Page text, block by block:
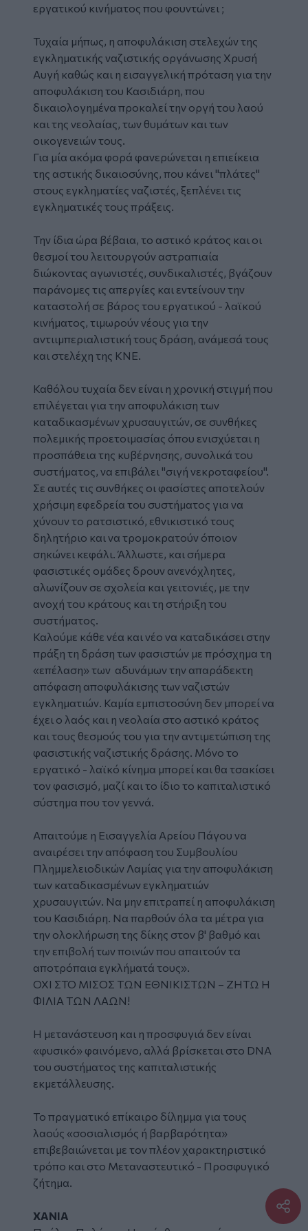
εργατικού κινήματος που φουντώνει ;
Τυχαία μήπως, η αποφυλάκιση στελεχών της
εγκληματικής ναζιστικής οργάνωσης Χρυσή
Αυγή καθώς και η εισαγγελική πρόταση για την
αποφυλάκιση του Κασιδιάρη, που
δικαιολογημένα προκαλεί την οργή του λαού
και της νεολαίας, των θυμάτων και των
οικογενειών τους.
Για μία ακόμα φορά φανερώνεται η επιείκεια
της αστικής δικαιοσύνης, που κάνει "πλάτες"
στους εγκληματίες ναζιστές, ξεπλένει τις
εγκληματικές τους πράξεις.
Την ίδια ώρα βέβαια, το αστικό κράτος και οι
θεσμοί του λειτουργούν αστραπιαία
διώκοντας αγωνιστές, συνδικαλιστές, βγάζουν
παράνομες τις απεργίες και εντείνουν την
καταστολή σε βάρος του εργατικού - λαϊκού
κινήματος, τιμωρούν νέους για την
αντιιμπεριαλιστική τους δράση, ανάμεσά τους
και στελέχη της ΚΝΕ.
Καθόλου τυχαία δεν είναι η χρονική στιγμή που
επιλέγεται για την αποφυλάκιση των
καταδικασμένων χρυσαυγιτών, σε συνθήκες
πολεμικής προετοιμασίας όπου ενισχύεται η
προσπάθεια της κυβέρνησης, συνολικά του
συστήματος, να επιβάλει "σιγή νεκροταφείου".
Σε αυτές τις συνθήκες οι φασίστες αποτελούν
χρήσιμη εφεδρεία του συστήματος για να
χύνουν το ρατσιστικό, εθνικιστικό τους
δηλητήριο και να τρομοκρατούν όποιον
σηκώνει κεφάλι. Άλλωστε, και σήμερα
φασιστικές ομάδες δρουν ανενόχλητες,
αλωνίζουν σε σχολεία και γειτονιές, με την
ανοχή του κράτους και τη στήριξη του
συστήματος.
Καλούμε κάθε νέα και νέο να καταδικάσει στην
πράξη τη δράση των φασιστών με πρόσχημα τη
«επέλαση» των αδυνάμων την απαράδεκτη
απόφαση αποφυλάκισης των ναζιστών
εγκληματιών. Καμία εμπιστοσύνη δεν μπορεί να
έχει ο λαός και η νεολαία στο αστικό κράτος
και τους θεσμούς του για την αντιμετώπιση της
φασιστικής ναζιστικής δράσης. Μόνο το
εργατικό - λαϊκό κίνημα μπορεί και θα τσακίσει
τον φασισμό, μαζί και το ίδιο το καπιταλιστικό
σύστημα που τον γεννά.
Απαιτούμε η Εισαγγελία Αρείου Πάγου να
αναιρέσει την απόφαση του Συμβουλίου
Πλημμελειοδικών Λαμίας για την αποφυλάκιση
των καταδικασμένων εγκληματιών
χρυσαυγιτών. Να μην επιτραπεί η αποφυλάκιση
του Κασιδιάρη. Να παρθούν όλα τα μέτρα για
την ολοκλήρωση της δίκης στον β' βαθμό και
την επιβολή των ποινών που απαιτούν τα
αποτρόπαια εγκλήματά τους».
ΟΧΙ ΣΤΟ ΜΙΣΟΣ ΤΩΝ ΕΘΝΙΚΙΣΤΩΝ – ΖΗΤΩ Η
ΦΙΛΙΑ ΤΩΝ ΛΑΩΝ!
Η μετανάστευση και η προσφυγιά δεν είναι
«φυσικό» φαινόμενο, αλλά βρίσκεται στο DNA
του συστήματος της καπιταλιστικής
εκμετάλλευσης.
Το πραγματικό επίκαιρο δίλημμα για τους
λαούς «σοσιαλισμός ή βαρβαρότητα»
επιβεβαιώνεται με τον πλέον χαρακτηριστικό
τρόπο και στο Μεταναστευτικό - Προσφυγικό
ζήτημα.
ΧΑΝΙΑ